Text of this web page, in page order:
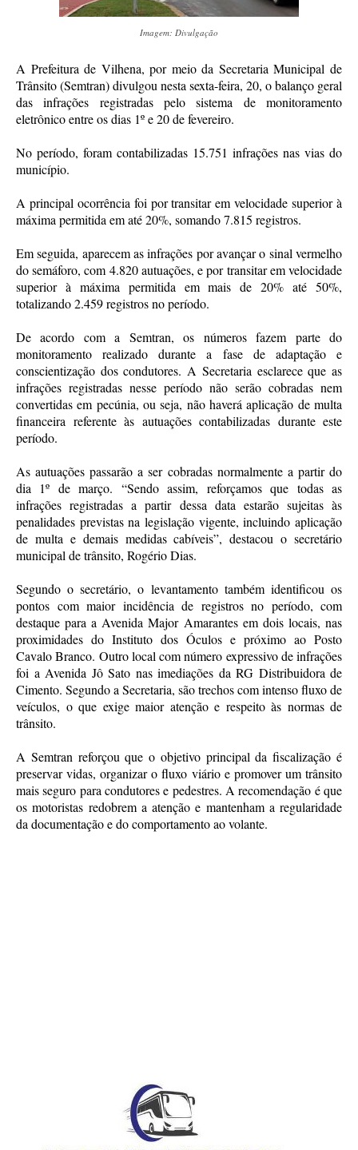
Imagem: Divulgação
A Prefeitura de Vilhena, por meio da Secretaria Municipal de
Trânsito (Semtran) divulgou nesta sexta-feira, 20, o balanço geral
das infrações registradas pelo sistema de monitoramento
eletrônico entre os dias 1º e 20 de fevereiro.
No período, foram contabilizadas 15.751 infrações nas vias do
município.
A principal ocorrência foi por transitar em velocidade superior à
máxima permitida em até 20%, somando 7.815 registros.
Em seguida, aparecem as infrações por avançar o sinal vermelho
do semáforo, com 4.820 autuações, e por transitar em velocidade
superior à máxima permitida em mais de 20% até 50%,
totalizando 2.459 registros no período.
De acordo com a Semtran, os números fazem parte do
monitoramento realizado durante a fase de adaptação e
conscientização dos condutores. A Secretaria esclarece que as
infrações registradas nesse período não serão cobradas nem
convertidas em pecúnia, ou seja, não haverá aplicação de multa
financeira referente às autuações contabilizadas durante este
período.
As autuações passarão a ser cobradas normalmente a partir do
dia 1º de março. “Sendo assim, reforçamos que todas as
infrações registradas a partir dessa data estarão sujeitas às
penalidades previstas na legislação vigente, incluindo aplicação
de multa e demais medidas cabíveis”, destacou o secretário
municipal de trânsito, Rogério Dias.
Segundo o secretário, o levantamento também identificou os
pontos com maior incidência de registros no período, com
destaque para a Avenida Major Amarantes em dois locais, nas
proximidades do Instituto dos Óculos e próximo ao Posto
Cavalo Branco. Outro local com número expressivo de infrações
foi a Avenida Jô Sato nas imediações da RG Distribuidora de
Cimento. Segundo a Secretaria, são trechos com intenso fluxo de
veículos, o que exige maior atenção e respeito às normas de
trânsito.
A Semtran reforçou que o objetivo principal da fiscalização é
preservar vidas, organizar o fluxo viário e promover um trânsito
mais seguro para condutores e pedestres. A recomendação é que
os motoristas redobrem a atenção e mantenham a regularidade
da documentação e do comportamento ao volante.